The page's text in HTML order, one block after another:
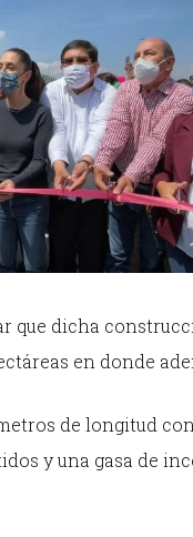
que dicha
en donde
de longitud
y una gasa de